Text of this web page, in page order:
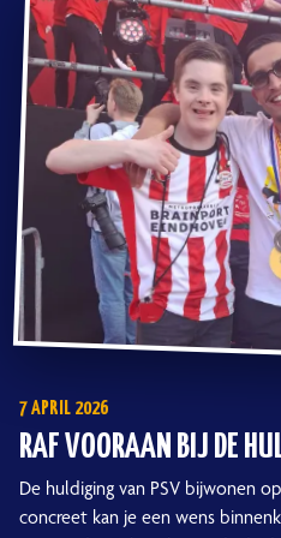
7 APRIL 2026
RAF VOORAAN BIJ DE
De huldiging van PSV bijwonen
concreet kan je een wens